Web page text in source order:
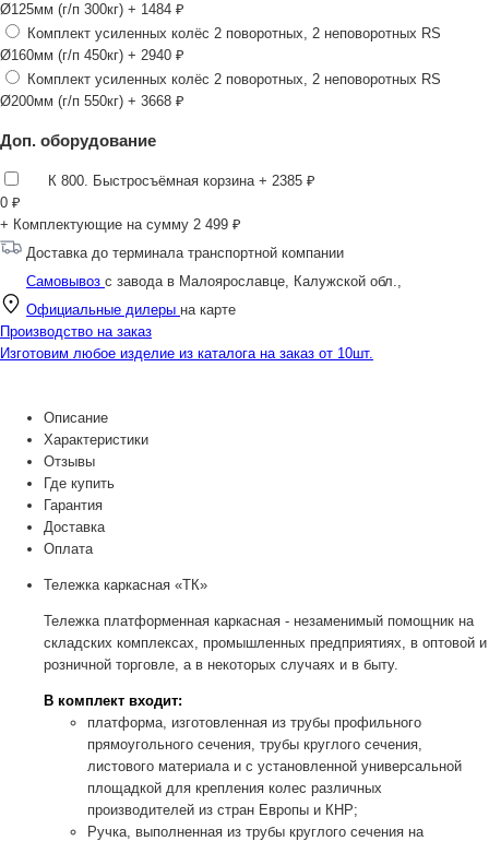
Ø125мм (г/п 300кг) + 1484 ₽
Комплект усиленных колёс 2 поворотных, 2 неповоротных RS
Ø160мм (г/п 450кг) + 2940 ₽
Комплект усиленных колёс 2 поворотных, 2 неповоротных RS
Ø200мм (г/п 550кг) + 3668 ₽
Доп. оборудование
К 800. Быстросъёмная корзина + 2385 ₽
0 ₽
+ Комплектующие на сумму 2 499 ₽
Доставка до терминала транспортной компании
Самовывоз с завода в Малоярославце, Калужской обл.,
Официальные дилеры на карте
Производство на заказ
Изготовим любое изделие из каталога на заказ от 10шт.
Описание
Характеристики
Отзывы
Где купить
Гарантия
Доставка
Оплата
Тележка каркасная «ТК»
Тележка платформенная каркасная - незаменимый помощник на
складских комплексах, промышленных предприятиях, в оптовой и
розничной торговле, а в некоторых случаях и в быту.
В комплект входит:
платформа, изготовленная из трубы профильного
прямоугольного сечения, трубы круглого сечения,
листового материала и с установленной универсальной
площадкой для крепления колес различных
производителей из стран Европы и КНР;
Ручка, выполненная из трубы круглого сечения на